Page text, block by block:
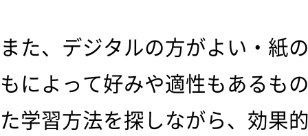
また、デジタルの方がよい・紙
もによって好みや適性もあるも
た学習方法を探しながら、効果